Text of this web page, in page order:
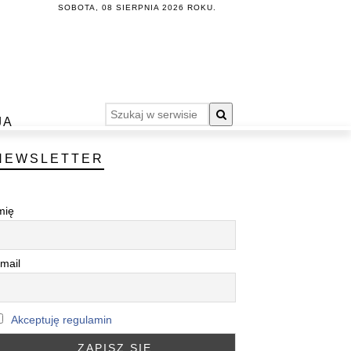
SOBOTA, 08 SIERPNIA 2026 ROKU.
Akceptuję regulamin